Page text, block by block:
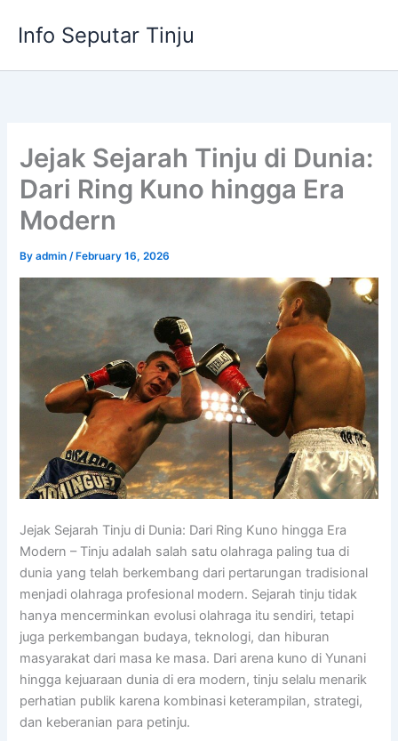
Info Seputar Tinju
Jejak Sejarah Tinju di Dunia:
Dari Ring Kuno hingga Era
Modern
Byadmin/ February 16, 2026
Jejak Sejarah Tinju di Dunia: Dari Ring Kuno hingga Era
Modern – Tinju adalah salah satu olahraga paling tua di
dunia yang telah berkembang dari pertarungan tradisional
menjadi olahraga profesional modern. Sejarah tinju tidak
hanya mencerminkan evolusi olahraga itu sendiri, tetapi
juga perkembangan budaya, teknologi, dan hiburan
masyarakat dari masa ke masa. Dari arena kuno di Yunani
hingga kejuaraan dunia di era modern, tinju selalu menarik
perhatian publik karena kombinasi keterampilan, strategi,
dan keberanian para petinju.